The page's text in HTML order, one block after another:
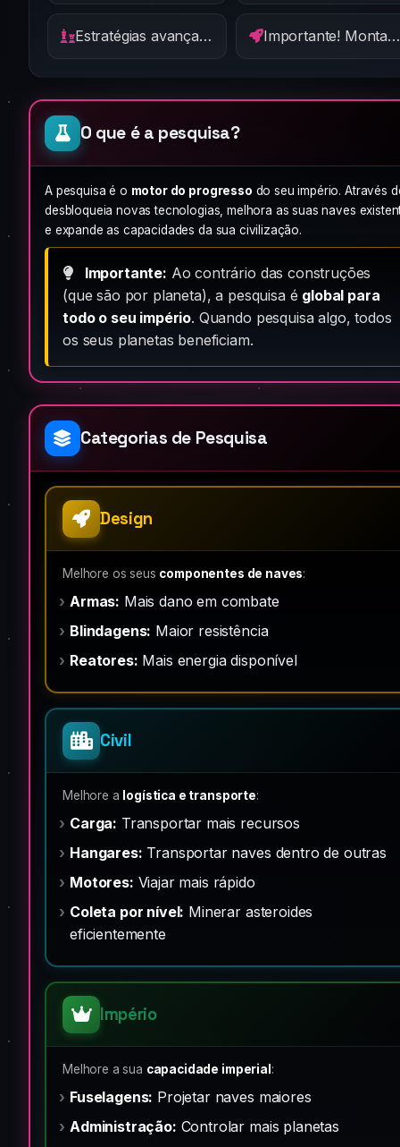
Estratégias avançadas Importante! Montagem de Naves
O que é a pesquisa?
A pesquisa é o motor do progresso do seu império. Através
desbloqueia novas tecnologias, melhora as suas naves
e expande as capacidades da sua civilização.
Importante: Ao contrário das construções
(que são por planeta), a pesquisa é global para
todo o seu império. Quando pesquisa algo, todos
os seus planetas beneficiam.
Categorias de Pesquisa
Design
Melhore os seus componentes de naves:
Armas: Mais dano em combate
Blindagens: Maior resistência
Reatores: Mais energia disponível
Civil
Melhore a logística e transporte:
Carga: Transportar mais recursos
Hangares: Transportar naves dentro de outras
Motores: Viajar mais rápido
Coleta por nível: Minerar asteroides
eficientemente
Império
Melhore a sua capacidade imperial:
Fuselagens: Projetar naves maiores
Administração: Controlar mais planetas